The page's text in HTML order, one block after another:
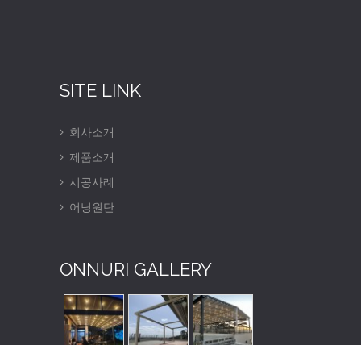
SITE LINK
회사소개
제품소개
시공사례
어닝원단
ONNURI GALLERY